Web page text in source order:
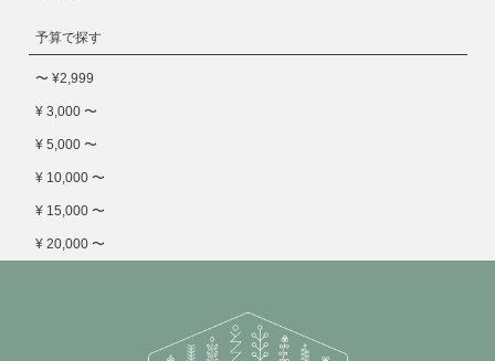
予算で探す
〜 ¥2,999
¥ 3,000 〜
¥ 5,000 〜
¥ 10,000 〜
¥ 15,000 〜
¥ 20,000 〜